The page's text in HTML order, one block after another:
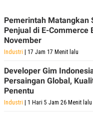
N
C
E
Y
A
G
T
E
R
.
A
I
T
A
U
Pemerintah Matangkan
Penjual di E-Commerce
November
Industri | 17 Jam 17 Menit lalu
Developer Gim
Persaingan Global,
Penentu
Industri | 1 Hari 5 Jam 26 Menit lalu